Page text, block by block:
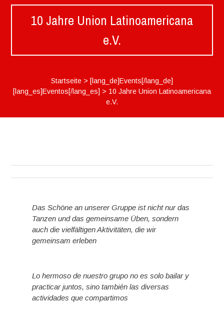
10 Jahre Union Latinoamericana
e.V.
Startseite> [lang_de]Events[/lang_de]
[lang_es]Eventos[/lang_es] > 10 Jahre Union Latinoamericana
e.V.
Das Schöne an unserer Gruppe ist nicht nur das
Tanzen und das gemeinsame Üben, sondern
auch die vielfältigen Aktivitäten, die wir
gemeinsam erleben
Lo hermoso de nuestro grupo no es solo bailar y
practicar juntos, sino también las diversas
actividades que compartimos